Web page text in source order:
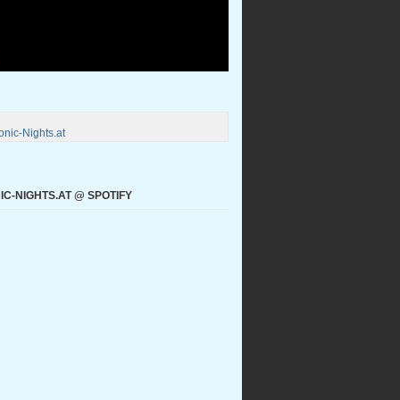
Nights.at
NIGHTS.AT @ SPOTIFY